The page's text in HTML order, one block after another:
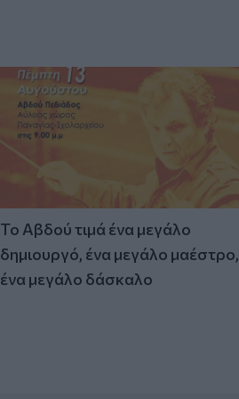
Το Αβδού τιμά ένα μεγάλο
δημιουργό, ένα μεγάλο μαέστρο,
ένα μεγάλο δάσκαλο